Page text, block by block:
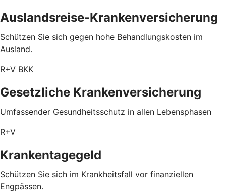
Auslandsreise-Krankenversicherung
Schützen Sie sich gegen hohe Behandlungskosten im
Ausland.
R+V BKK
Gesetzliche Krankenversicherung
Umfassender Gesundheitsschutz in allen Lebensphasen
R+V
Krankentagegeld
Schützen Sie sich im Krankheitsfall vor finanziellen
Engpässen.